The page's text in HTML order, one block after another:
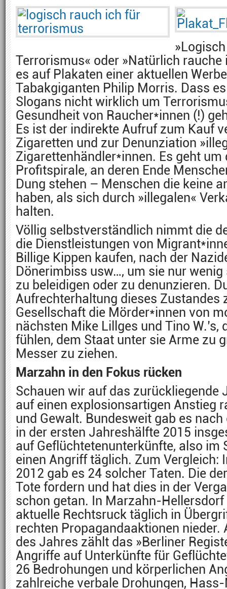
Terrorismus« oder »Natürlich rauche
es auf Plakaten einer aktuellen
Tabakgiganten Philip Morris. Dass
Slogans nicht wirklich um
Gesundheit von Raucher*innen (!)
Es ist der indirekte Aufruf zum Kauf
Zigaretten und zur Denunziation
Zigarettenhändler*innen. Es geht um
Profitspirale, an deren Ende
Dung stehen – Menschen die keine
haben, als sich durch »illegalen«
halten.
Völlig selbstverständlich nimmt die
die Dienstleistungen von
Billige Kippen kaufen, nach der
Dönerimbiss usw…, um sie nur
zu beleidigen oder zu denunzieren.
Aufrechterhaltung dieses Zustandes
Gesellschaft die Mörder*innen von
nächsten Mike Lillges und Tino
fühlen, dem Staat unter sie Arme zu
Messer zu ziehen.
Marzahn in den Fokus rücken
Schauen wir auf das zurückliegende
auf einen explosionsartigen Anstieg
und Gewalt. Bundesweit gab es
in der ersten Jahreshälfte 2015
auf Geflüchtetenunterkünfte, also im
einen Angriff täglich. Zum Vergleich:
2012 gab es 24 solcher Taten. Die
Tote fordern und hat dies in der
schon getan. In Marzahn-
aktuelle Rechtsruck täglich in
rechten Propagandaaktionen nieder.
des Jahres zählt das »Berliner
Angriffe auf Unterkünfte für
26 Bedrohungen und körperlichen
zahlreiche verbale Drohungen,